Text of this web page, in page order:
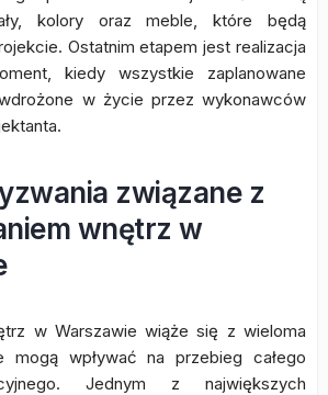
kolory oraz meble, które będą
Ostatnim etapem jest realizacja
kiedy wszystkie zaplanowane
w życie przez wykonawców
związane z
wnętrz w
w Warszawie wiąże się z wieloma
mogą wpływać na przebieg całego
Jednym z największych